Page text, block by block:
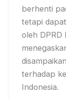
berhenti
tetapi
oleh DPRD
terhadap
Indonesia.